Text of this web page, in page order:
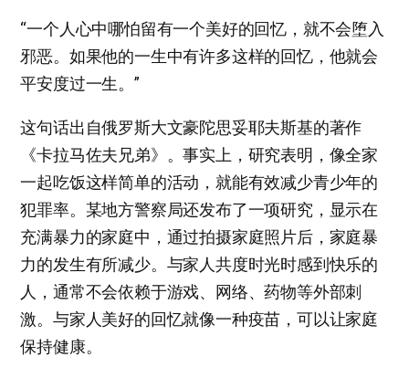
“一个人心中哪怕留有一个美好的回忆，就不会堕入
邪恶。如果他的一生中有许多这样的回忆，他就会
平安度过一生。”
这句话出自俄罗斯大文豪陀思妥耶夫斯基的著作
《卡拉马佐夫兄弟》。事实上，研究表明，像全家
一起吃饭这样简单的活动，就能有效减少青少年的
犯罪率。某地方警察局还发布了一项研究，显示在
充满暴力的家庭中，通过拍摄家庭照片后，家庭暴
力的发生有所减少。与家人共度时光时感到快乐的
人，通常不会依赖于游戏、网络、药物等外部刺
激。与家人美好的回忆就像一种疫苗，可以让家庭
保持健康。